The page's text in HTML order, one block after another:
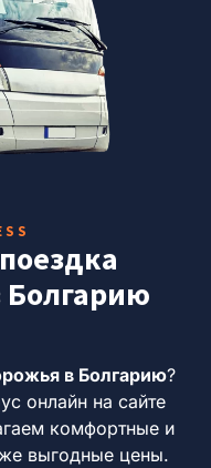
Болгарию
в Болгарию?
онлайн на сайте
комфортные и
выгодные цены.